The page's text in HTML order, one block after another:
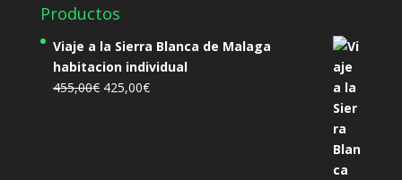
Productos
Viaje a la Sierra Blanca de Malaga
habitacion individual
455,00€ El
425,00€El